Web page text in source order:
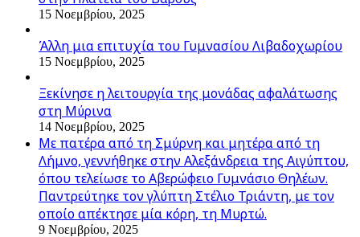
15 Νοεμβρίου, 2025
Άλλη μια επιτυχία του Γυμνασίου Λιβαδοχωρίου
15 Νοεμβρίου, 2025
Ξεκίνησε η λειτουργία της μονάδας αφαλάτωσης
στη Μύρινα
14 Νοεμβρίου, 2025
Με πατέρα από τη Σμύρνη και μητέρα από τη
Λήμνο, γεννήθηκε στην Αλεξάνδρεια της Αιγύπτου,
όπου τελείωσε το Αβερώφειο Γυμνάσιο Θηλέων.
Παντρεύτηκε τον γλύπτη Στέλιο Τριάντη, με τον
οποίο απέκτησε μία κόρη, τη Μυρτώ.
9 Νοεμβρίου, 2025